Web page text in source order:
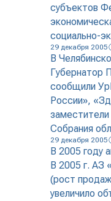
субъектов
социально-
29 декабря 2005
В
Губернатор
сообщили
России»,
Собрания
29 декабря 2005
В 2005 году
В 2005 г. АЗ
(рост
увеличило